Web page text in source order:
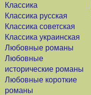
Классика
Классика русская
Классика советская
Классика украинская
Любовные романы
Любовные
исторические романы
Любовные короткие
романы